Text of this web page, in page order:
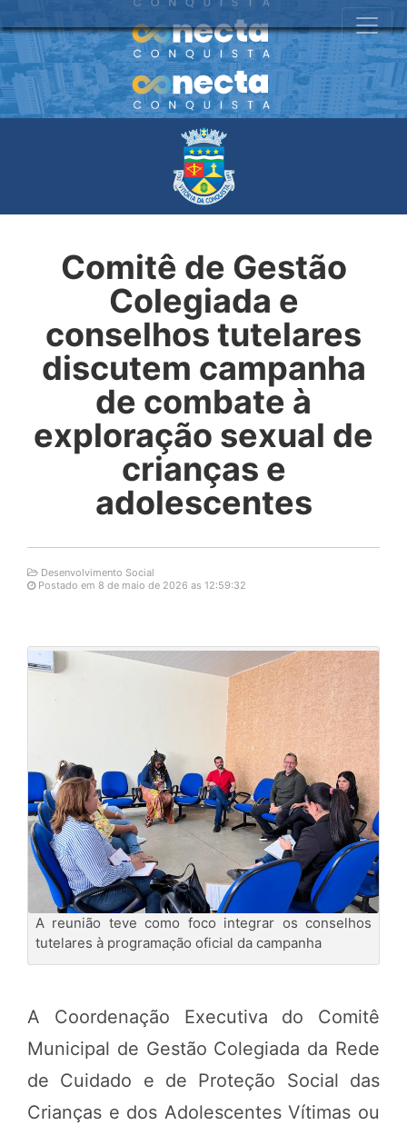
Comitê de Gestão
Colegiada e
conselhos tutelares
discutem campanha
de combate à
exploração sexual de
crianças e
adolescentes
Desenvolvimento Social
Postado em 8 de maio de 2026 as 12:59:32
A reunião teve como foco integrar os conselhos
tutelares à programação oficial da campanha
A Coordenação Executiva do Comitê
Municipal de Gestão Colegiada da Rede
de Cuidado e de Proteção Social das
Crianças e dos Adolescentes Vítimas ou